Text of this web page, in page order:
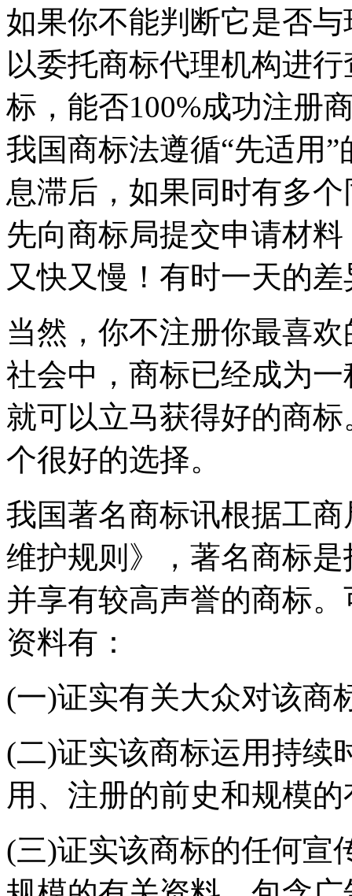
如果你不能判断它是否
以委托商标代理机构进
标，能否100%成功注册
我国商标法遵循“先适用
息滞后，如果同时有多
先向商标局提交申请材
又快又慢！有时一天的
当然，你不注册你最喜
社会中，商标已经成为
就可以立马获得好的商
个很好的选择。
我国著名商标讯根据工
维护规则》，著名商标
并享有较高声誉的商标
资料有：
(一)证实有关大众对该商
(二)证实该商标运用持续
用、注册的前史和规模
(三)证实该商标的任何宣